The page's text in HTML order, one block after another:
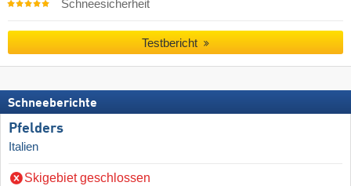
Schneesicherheit
Testbericht
Schneeberichte
Pfelders
Italien
Skigebiet geschlossen